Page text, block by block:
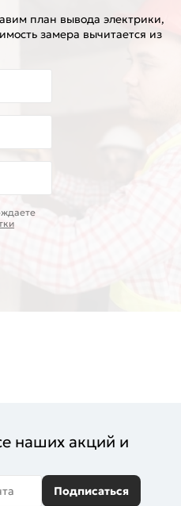
план вывода электрики,
замера вычитается из
наших акций и
Подписаться